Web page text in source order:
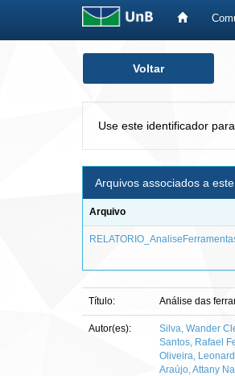
Voltar
Use este identificador
Arquivos associados a
Arquivo
Título: Análise das
Autor(es):
Silva, Wander
Santos, Rafael
Oliveira,
Araújo, Attany